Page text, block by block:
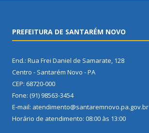
PREFEITURA DE SANTARÉM NOVO
End.: Rua Frei Daniel de Samarate, 128
Centro - Santarém Novo - PA
CEP: 68720-000
Fone: (91) 98563-3454
E-mail: atendimento@santaremnovo.pa.gov.br
Horário de atendimento: 08:00 às 13:00